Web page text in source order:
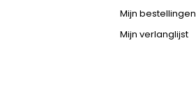
Mijn bestellingen
Mijn verlanglijst